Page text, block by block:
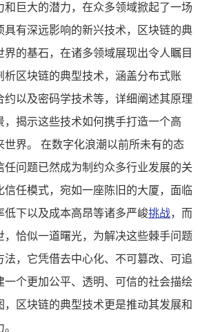
和巨大的潜力，在众多领域掀起了一场
具有深远影响的新兴技术，区块链的典
界的基石，在诸多领域展现出令人瞩目
析区块链的典型技术，涵盖分布式账
约以及密码学技术等，详细阐述其原理
，揭示这些技术如何携手打造一个高
世界。 在数字化浪潮以前所未有的态
任问题已然成为制约众多行业发展的关
信任模式，宛如一座陈旧的大厦，面临
低下以及成本高昂等诸多严峻挑战，而
，恰似一道曙光，为解决这些棘手问题
法，它凭借去中心化、不可篡改、可追
一个更加公平、透明、可信的社会描绘
，区块链的典型技术更是推动其发展和